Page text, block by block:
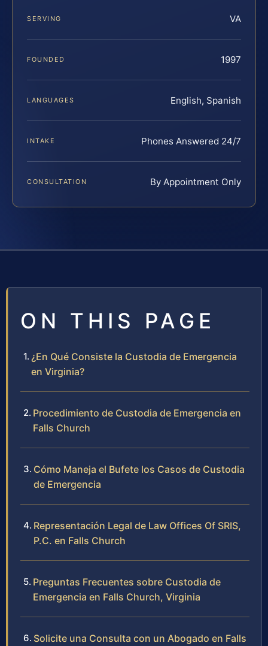
SERVING VA
FOUNDED 1997
LANGUAGES English, Spanish
INTAKE Phones Answered 24/7
CONSULTATION By Appointment Only
ON THIS PAGE
¿En Qué Consiste la Custodia de Emergencia
en Virginia?
Procedimiento de Custodia de Emergencia en
Falls Church
Cómo Maneja el Bufete los Casos de Custodia
de Emergencia
Representación Legal de Law Offices Of SRIS,
P.C. en Falls Church
Preguntas Frecuentes sobre Custodia de
Emergencia en Falls Church, Virginia
Solicite una Consulta con un Abogado en Falls